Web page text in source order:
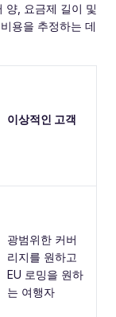
양, 요금제 길이 및
용을 추정하는 데
이상적인 고객
광범위한 커버
리지를 원하고
EU 로밍을 원하
는 여행자